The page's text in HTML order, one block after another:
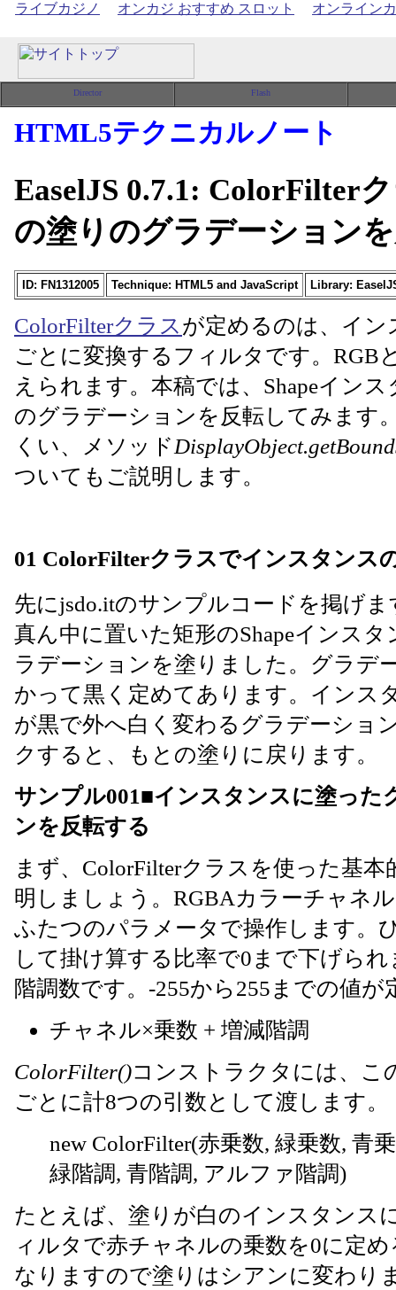
ライブカジノ オンカジ おすすめ スロット オンライン
HTML5テクニカルノート
EaselJS 0.7.1: ColorFilter
の塗りのグラデーション
ID: FN1312005 Technique: HTML5 and JavaScript Library:
ColorFilterクラスが定めるのは、イ
ごとに変換するフィルタです。RGB
えられます。本稿では、Shapeイン
のグラデーションを反転してみます
くい、メソッド
ついてもご説明します。
01 ColorFilterクラスでインスタンス
先にjsdo.itのサンプルコードを掲げ
真ん中に置いた矩形のShapeインス
ラデーションを塗りました。グラデ
かって黒く定めてあります。インス
が黒で外へ白く変わるグラデーショ
クすると、もとの塗りに戻ります。
サンプル001■インスタンスに塗った
ンを反転する
まず、ColorFilterクラスを使った基
明しましょう。RGBAカラーチャネ
ふたつのパラメータで操作します。
して掛け算する比率で0まで下げら
階調数です。-255から255までの値が
チャネル×乗数 + 増減階調
ColorFilter()コンストラクタには、こ
ごとに計8つの引数として渡します。
new ColorFilter(赤乗数, 緑乗数, 青
緑階調, 青階調, アルファ階調)
たとえば、塗りが白のインスタンス
ィルタで赤チャネルの乗数を0に定
なりますので塗りはシアンに変わり